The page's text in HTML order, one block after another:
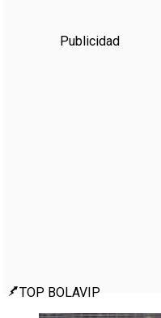
Publicidad
TOP BOLAVIP